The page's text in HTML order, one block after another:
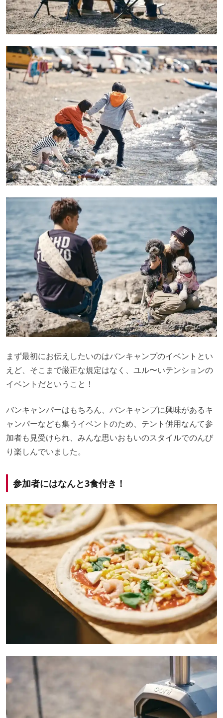
まず最初にお伝えしたいのはバンキャンプのイベントとい
えど、そこまで厳正な規定はなく、ユル〜いテンションの
イベントだということ！
バンキャンパーはもちろん、バンキャンプに興味があるキ
ャンパーなども集うイベントのため、テント併用なんて参
加者も見受けられ、みんな思いおもいのスタイルでのんび
り楽しんでいました。
参加者にはなんと3食付き！